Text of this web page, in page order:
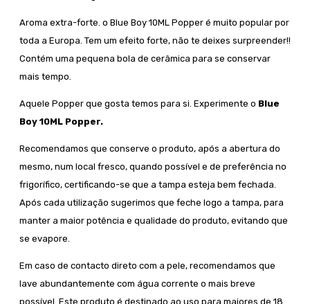
Aroma extra-forte. o Blue Boy 10ML Popper é muito popular por
toda a Europa. Tem um efeito forte, não te deixes surpreender!!
Contém uma pequena bola de cerâmica para se conservar
mais tempo.
Aquele Popper que gosta temos para si. Experimente o Blue
Boy 10ML Popper.
Recomendamos que conserve o produto, após a abertura do
mesmo, num local fresco, quando possível e de preferência no
frigorífico, certificando-se que a tampa esteja bem fechada.
Após cada utilização sugerimos que feche logo a tampa, para
manter a maior potência e qualidade do produto, evitando que
se evapore.
Em caso de contacto direto com a pele, recomendamos que
lave abundantemente com água corrente o mais breve
possível. Este produto é destinado ao uso para maiores de 18